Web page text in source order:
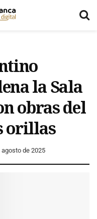
la Sala
obras del
orillas
agosto de 2025